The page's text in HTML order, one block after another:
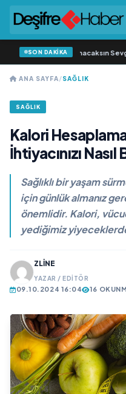
SON DAKİKA
İkinci Tekli “Donacaksın Sevgilim
ANA SAYFA/SAĞLIK
SAĞLIK
Kalori
İhtiyacınızı
Sağlıklı bir yaşam
için günlük almanız
önemlidir. Kalori,
yediğimiz
ZLINE
YAZAR / EDITÖR
09.10.2024 16:04 16